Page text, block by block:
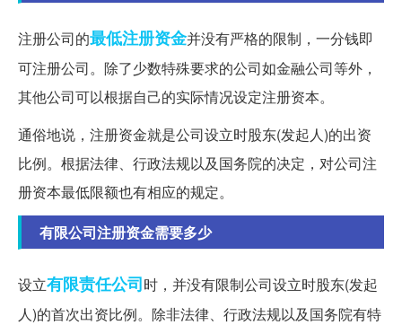
注册公司的最低注册资金并没有严格的限制，一分钱即
可注册公司。除了少数特殊要求的公司如金融公司等外，
其他公司可以根据自己的实际情况设定注册资本。
通俗地说，注册资金就是公司设立时股东(发起人)的出资
比例。根据法律、行政法规以及国务院的决定，对公司注
册资本最低限额也有相应的规定。
有限公司注册资金需要多少
设立有限责任公司时，并没有限制公司设立时股东(发起
人)的首次出资比例。除非法律、行政法规以及国务院有特